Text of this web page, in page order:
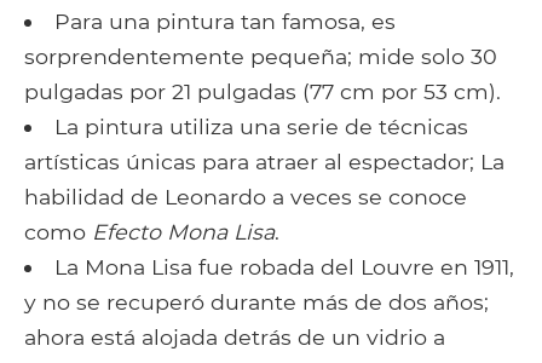
Para una pintura tan famosa, es
sorprendentemente pequeña; mide solo 30
pulgadas por 21 pulgadas (77 cm por 53 cm).
La pintura utiliza una serie de técnicas
artísticas únicas para atraer al espectador; La
habilidad de Leonardo a veces se conoce
como Efecto Mona Lisa.
La Mona Lisa fue robada del Louvre en 1911,
y no se recuperó durante más de dos años;
ahora está alojada detrás de un vidrio a